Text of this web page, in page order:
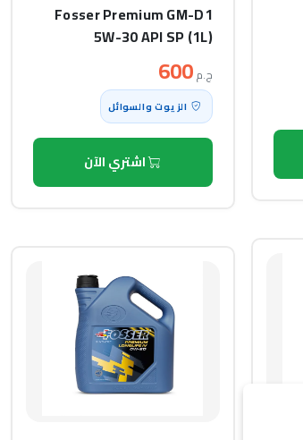
Fosser Premium GM-D1
5W-30 API SP (1L)
ج.م600
الزيوت والسوائل
اشتري الآن